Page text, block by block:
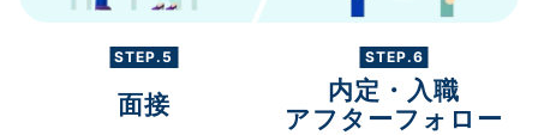
STEP.5
面接
STEP.6
内定・入職
アフターフォロー